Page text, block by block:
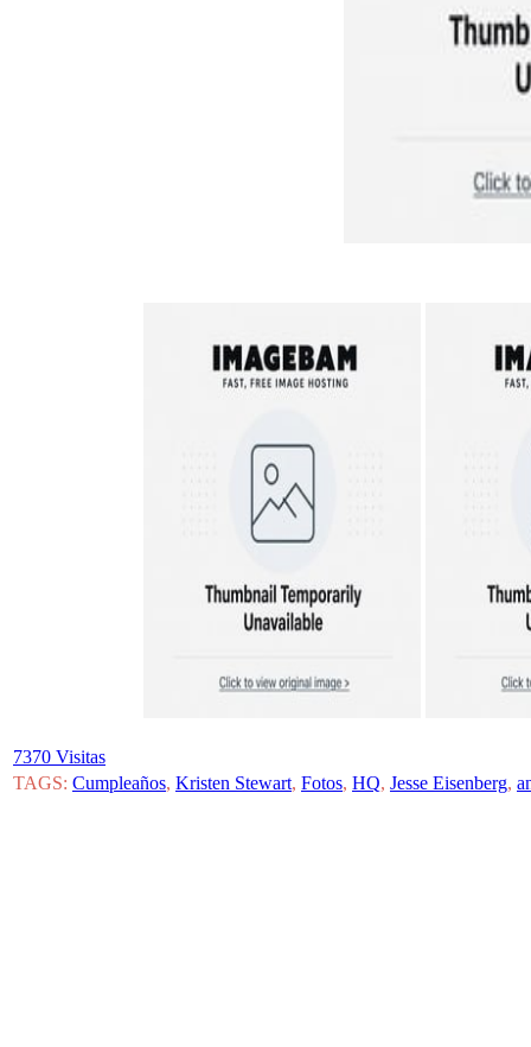
7370 Visitas
TAGS: Cumpleaños, Kristen Stewart, Fotos, HQ, Jesse Eisenberg,